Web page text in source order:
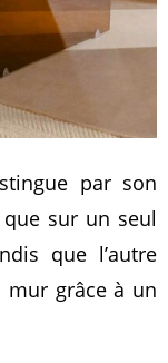
par son
sur un seul
que l’autre
mur grâce à un